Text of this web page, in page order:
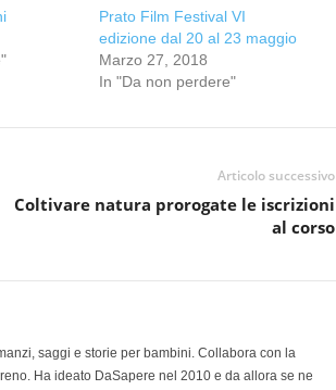
Prato Film Festival VI
edizione dal 20 al 23 maggio
Marzo 27, 2018
In "Da non perdere"
Articolo successivo
Coltivare natura prorogate le iscrizioni
al corso
saggi e storie per bambini. Collabora con la
Ha ideato DaSapere nel 2010 e da allora se ne